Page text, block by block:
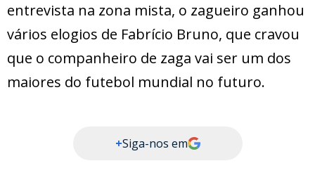
entrevista na zona mista, o zagueiro ganhou
vários elogios de Fabrício Bruno, que cravou
que o companheiro de zaga vai ser um dos
maiores do futebol mundial no futuro.
+Siga-nos em